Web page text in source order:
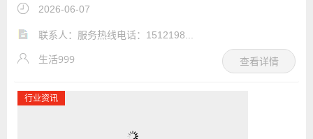
2026-06-07
联系人：服务热线电话：1512198...
生活999 查看详情
行业资讯